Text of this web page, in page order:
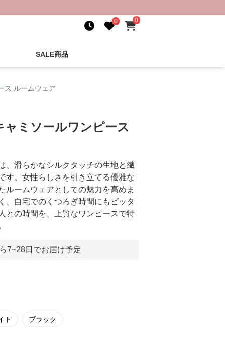
0 0
SALE商品
ス ルームウェア
ャミソールワンピース
、滑らかなシルクタッチの生地と繊
す。女性らしさを引き立てる優雅な
ルームウェアとしての魅力を高めま
、自宅でのくつろぎ時間にもピッタ
との時間を、上質なワンピースで特
7~28日でお届け予定
ト ブラック